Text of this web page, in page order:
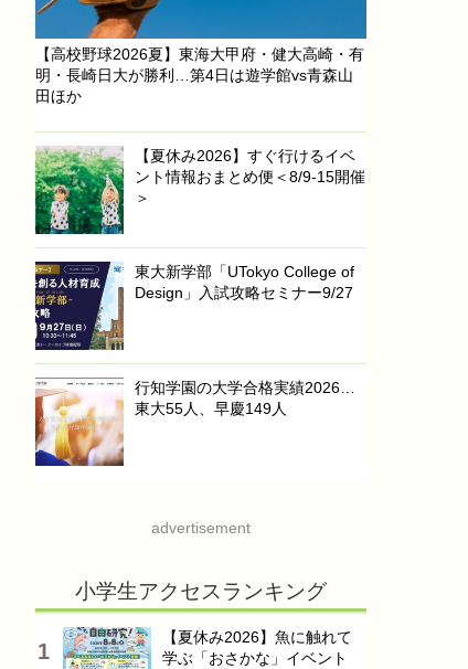
【高校野球2026夏】東海大甲府・健大高崎・有
明・長崎日大が勝利…第4日は遊学館vs青森山
田ほか
【夏休み2026】すぐ行けるイベ
ント情報おまとめ便＜8/9-15開催
＞
東大新学部「UTokyo College of
Design」入試攻略セミナー9/27
行知学園の大学合格実績2026…
東大55人、早慶149人
advertisement
小学生アクセスランキング
【夏休み2026】魚に触れて
学ぶ「おさかな」イベント